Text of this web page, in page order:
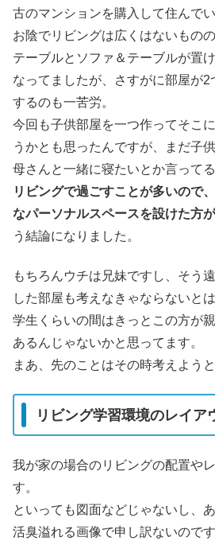
古のマンションを購入して住んでい
お陰でリビングは広くはないもの
テーブルとソファ＆テーブルが置
なってましたが、さすがに部屋が
するのも一苦労。
今回も子供部屋を一つ作ってそこ
うかとも思ったんですが、まだ子
母さんと一緒に寝たいとか言ってる
リビングで過ごすことが多いので
なパーソナルスペースを設けた方
う結論になりました。
もちろんウチは兄妹ですし、そう
した部屋も考えなきゃならないと
学生くらいの間はきっとこの方が
あるんじゃないかと思ってます。
まあ、先のことはその時考えよう
リビング学習環境のレイア
我が家の場合のリビングの配置や
す。
といっても図面などじゃないし、
活臭溢れる画像で申し訳ないのです